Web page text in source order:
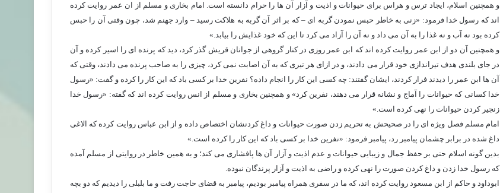
و همچنین اسلام، ایجاد ترس و هراس برای حیوانات و اذیت و آزار آن ها را حرام دانسته است. امام بخاری و مسلم از ان عمر روایت کرده
اند که رسول خدا فرمود: «زنی به خاطر حبس نمودن گربه ای – که بر اثر آن گربه به هلاکت رسید – وارد جهنم شد، چون وقتی آن را حبس
کرده بود نه آب و نه غذا را به آن می داد و نه آن را آزاد می کرد تا این که خود غذایش را بیابد.»
و همچنین آن دو از ابن عمر روایت کرده اند که ابن عمر روزی در کنار گروهی از جوانان قریش گذر کرد، دید که پرنده ای را اسیر کرده و آن
در جای بلندی هدف تیراندازی خود قرار می دادند، و در ازای هر تیری که به آن اصابت نمی کرد، چیزی را به صاحب پرنده می دادند، وقتی که
آن ها ابن عمر را دیدند فرار کردند، ایشان گفتند: چه کسی این کار را انجام داده؟ نفرین خدا بر کسی باد که این کار را کرده و گفت: «رسول
خدا کسانی که حیوانات را آماج و نشانه قرار می دهند، نفرین کرد» و همچنین بخاری و مسلم از انس روایت کرده اند که گفته: «رسول خدا
زنجیر کردن حیوانات را نهی کرده است.»
امام مسلم فصل ویژه ای را در صحیحش به تحریم زدن صورت حیوانات و داغ کردنشان اختصاص داده و از ابن عباس روایت کرده که الاغی
داغ شده در برابر چشمان پیامبر رد، پیامبر فرمود: «نفرین خدا بر کسی باد که این کار را کرده است.»
بدین گونه اسلام حتی بر حفظ جمال و زیبایی حیوانات و عدم اذیت و آزار آن ها پافشاری می کند؛ و به همین خاطر در روایتی از مسلم آمده
که رسول خدا زدن و داغ کردن صورت را نهی کرده و راضی به اذیت و آزار پرندگان نبوده.
ابوداود و حاکم از ابن مسعود روایت کرده اند، که ما در سفری همراه پیامبر بودیم، پیامبر به قضای حاجت رفت و ما بلبلی را دیدیم که دو بچه